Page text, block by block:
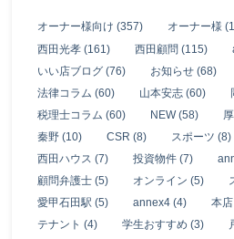
オーナー様向け (357) オーナー様
西田光孝 (161)
西田顧問 (115)
いい店ブログ (76)
お知らせ (68)
法律コラム (60)
山本安志 (60)
税理士コラム (60)
NEW (58)
秦野 (10)
CSR (8) スポーツ (8)
西田ハウス (7)
投資物件 (7)
顧問弁護士 (5)
オンライン (5)
愛甲石田駅 (5)
annex4 (4) 本
テナント (4)
学生おすすめ (3)